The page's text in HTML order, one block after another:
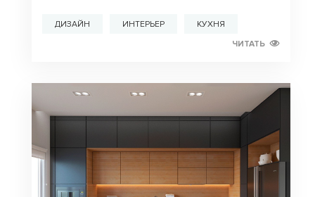
ДИЗАЙН ИНТЕРЬЕР
КУХНЯ
ЧИТАТЬ